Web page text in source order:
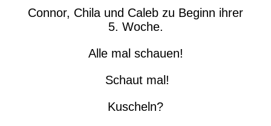
Connor, Chila und Caleb zu Beginn ihrer
5. Woche.
Alle mal schauen!
Schaut mal!
Kuscheln?